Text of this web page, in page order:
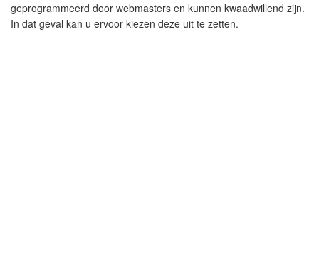
geprogrammeerd door webmasters en kunnen kwaadwillend zijn.
In dat geval kan u ervoor kiezen deze uit te zetten.